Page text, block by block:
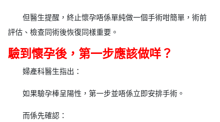
但醫生提醒，終止懷孕唔係單純做一個手術咁簡單，術前
評估、檢查同術後恢復同樣重要。
驗到懷孕後，第一步應該做咩？
婦產科醫生指出：
如果驗孕棒呈陽性，第一步並唔係立即安排手術。
而係先確認：